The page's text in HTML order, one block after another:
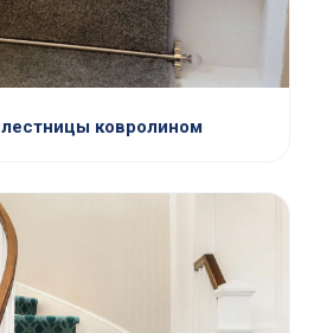
ковролином